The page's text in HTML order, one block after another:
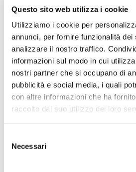
Questo sito web utilizza i cookie
Utilizziamo i cookie per
annunci, per fornire funzionalità dei
analizzare il nostro traffico.
informazioni sul modo in cui
nostri partner che si occupano di
pubblicità e social media, i quali
con altre informazioni che ha
raccolto dal suo utilizzo dei loro
delNecessari
Essa é a essência do bem-estar mais
inspiração.
Cada produto é caracterizado por um
resultado da experiência da Novellini
Um novo conceito de relaxamento e
na privacidade da sua